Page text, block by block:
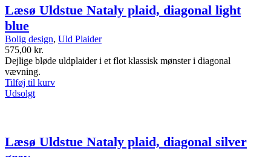
Læsø Uldstue Nataly plaid, diagonal light
blue
Bolig design, Uld Plaider
575,00 kr.
Dejlige bløde uldplaider i et flot klassisk mønster i diagonal
vævning.
Tilføj til kurv
Udsolgt
Læsø Uldstue Nataly plaid, diagonal silver